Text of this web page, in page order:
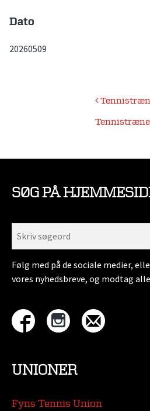
Dato
20260509
Indlægsnavigation
SØG PÅ
Følg med på de sociale medier,
vores nyhedsbreve, og modtag
UNIONER
Fyns Tennis Union